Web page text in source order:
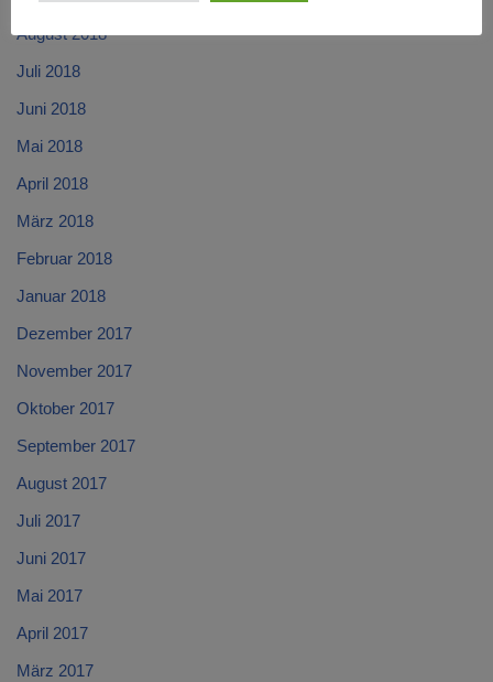
August 2018
Juli 2018
Juni 2018
Mai 2018
April 2018
März 2018
Februar 2018
Januar 2018
Dezember 2017
November 2017
Oktober 2017
September 2017
August 2017
Juli 2017
Juni 2017
Mai 2017
April 2017
März 2017